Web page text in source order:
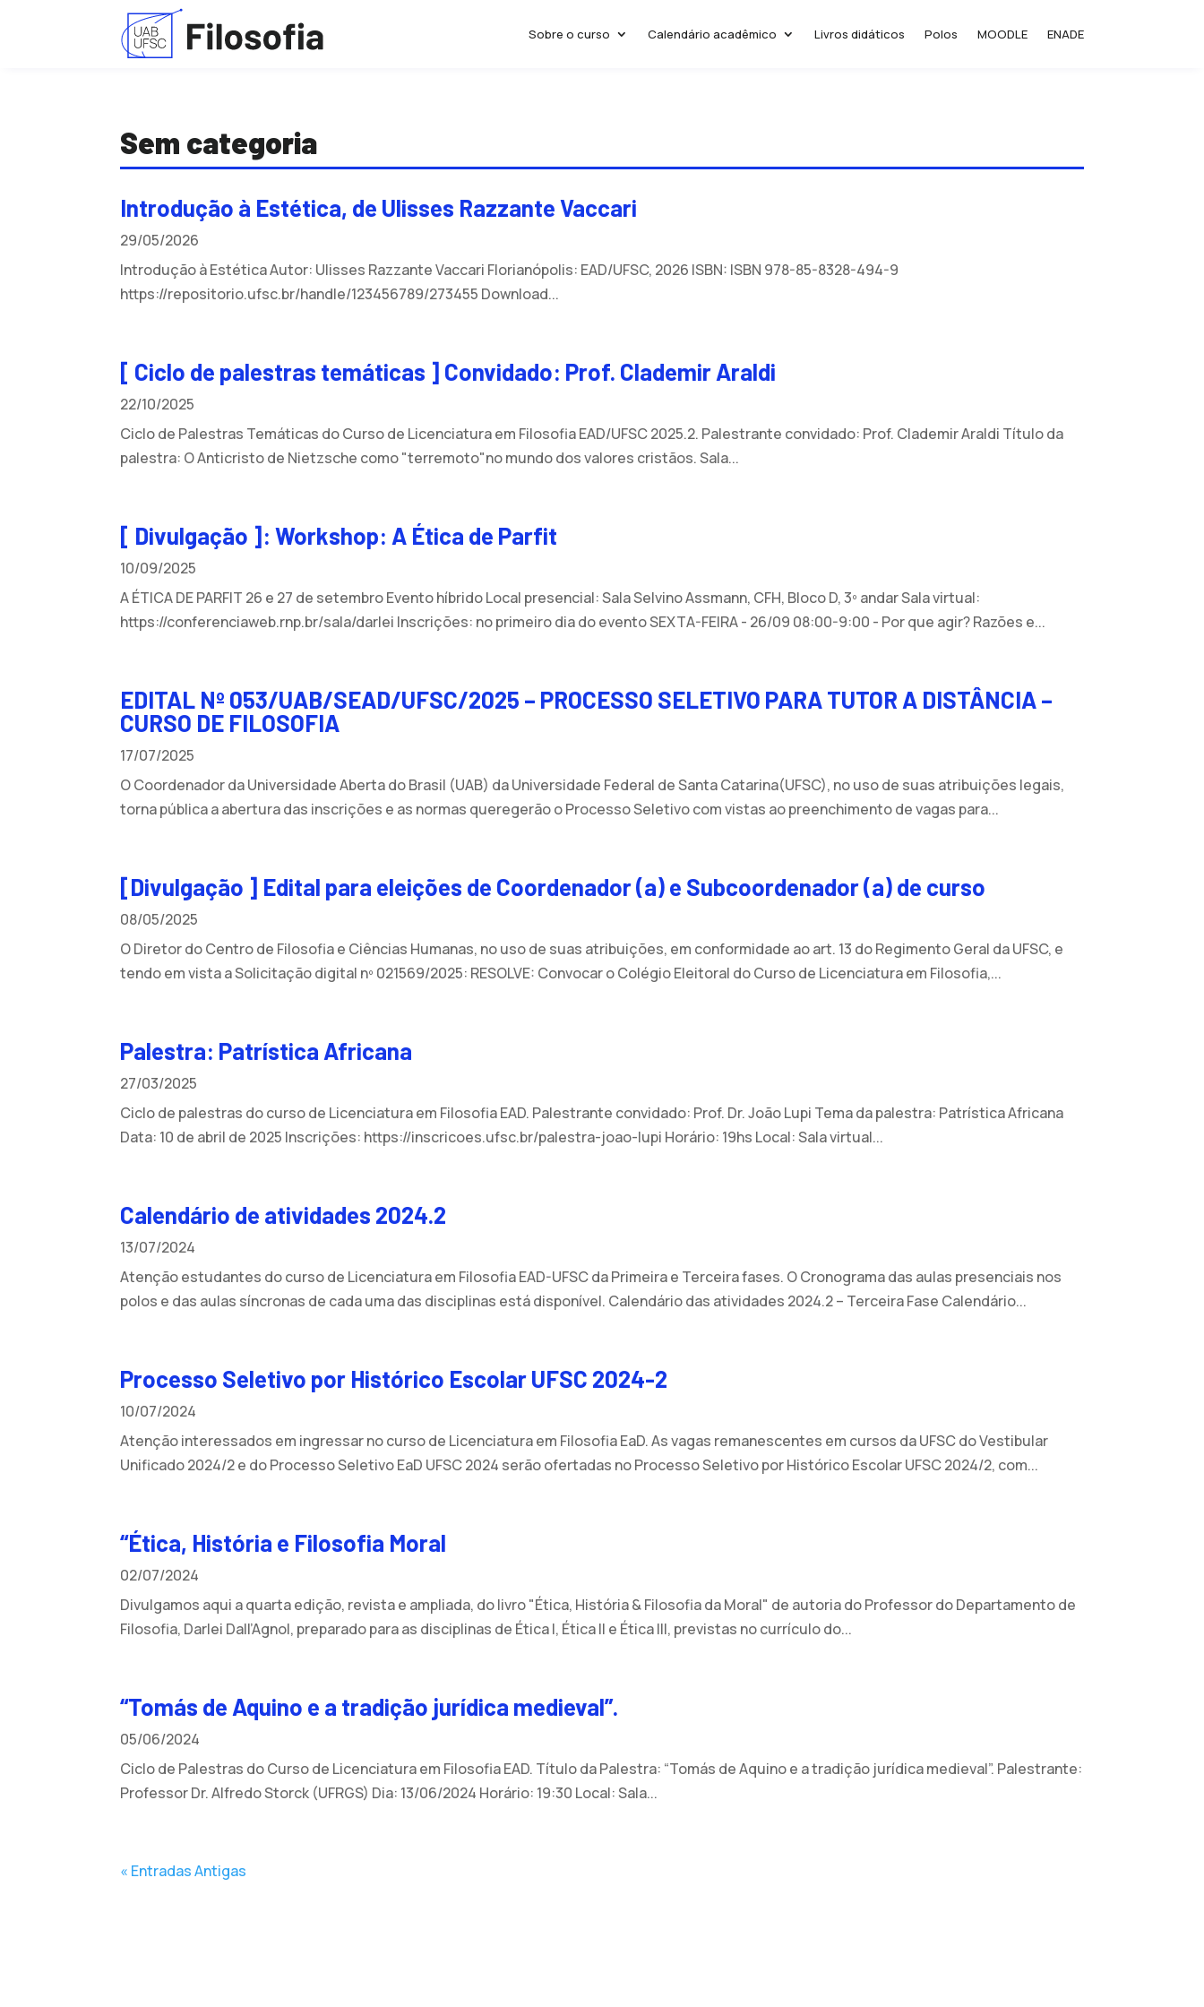
Sobre o curso Calendário acadêmico Livros didáticos Polos MOODLE ENADE
Sem categoria
Introdução à Estética, de Ulisses Razzante Vaccari
29/05/2026
Introdução à Estética Autor: Ulisses Razzante Vaccari Florianópolis: EAD/UFSC, 2026 ISBN: ISBN 978-85-8328-494-9
https://repositorio.ufsc.br/handle/123456789/273455 Download...
[ Ciclo de palestras temáticas ] Convidado: Prof. Clademir Araldi
22/10/2025
Ciclo de Palestras Temáticas do Curso de Licenciatura em Filosofia EAD/UFSC 2025.2. Palestrante convidado: Prof. Clademir Araldi Título da
palestra: O Anticristo de Nietzsche como "terremoto"no mundo dos valores cristãos. Sala...
[ Divulgação ]: Workshop: A Ética de Parfit
10/09/2025
A ÉTICA DE PARFIT 26 e 27 de setembro Evento híbrido Local presencial: Sala Selvino Assmann, CFH, Bloco D, 3º andar Sala virtual:
https://conferenciaweb.rnp.br/sala/darlei Inscrições: no primeiro dia do evento SEXTA-FEIRA - 26/09 08:00-9:00 - Por que agir? Razões e...
EDITAL Nº 053/UAB/SEAD/UFSC/2025 – PROCESSO SELETIVO PARA TUTOR A DISTÂNCIA –
CURSO DE FILOSOFIA
17/07/2025
O Coordenador da Universidade Aberta do Brasil (UAB) da Universidade Federal de Santa Catarina(UFSC), no uso de suas atribuições legais,
torna pública a abertura das inscrições e as normas queregerão o Processo Seletivo com vistas ao preenchimento de vagas para...
[Divulgação ] Edital para eleições de Coordenador (a) e Subcoordenador (a) de curso
08/05/2025
O Diretor do Centro de Filosofia e Ciências Humanas, no uso de suas atribuições, em conformidade ao art. 13 do Regimento Geral da UFSC, e
tendo em vista a Solicitação digital nº 021569/2025: RESOLVE: Convocar o Colégio Eleitoral do Curso de Licenciatura em Filosofia,...
Palestra: Patrística Africana
27/03/2025
Ciclo de palestras do curso de Licenciatura em Filosofia EAD. Palestrante convidado: Prof. Dr. João Lupi Tema da palestra: Patrística Africana
Data: 10 de abril de 2025 Inscrições: https://inscricoes.ufsc.br/palestra-joao-lupi Horário: 19hs Local: Sala virtual...
Calendário de atividades 2024.2
13/07/2024
Atenção estudantes do curso de Licenciatura em Filosofia EAD-UFSC da Primeira e Terceira fases. O Cronograma das aulas presenciais nos
polos e das aulas síncronas de cada uma das disciplinas está disponível. Calendário das atividades 2024.2 – Terceira Fase Calendário...
Processo Seletivo por Histórico Escolar UFSC 2024-2
10/07/2024
Atenção interessados em ingressar no curso de Licenciatura em Filosofia EaD. As vagas remanescentes em cursos da UFSC do Vestibular
Unificado 2024/2 e do Processo Seletivo EaD UFSC 2024 serão ofertadas no Processo Seletivo por Histórico Escolar UFSC 2024/2, com...
“Ética, História e Filosofia Moral
02/07/2024
Divulgamos aqui a quarta edição, revista e ampliada, do livro "Ética, História & Filosofia da Moral" de autoria do Professor do Departamento de
Filosofia, Darlei Dall’Agnol, preparado para as disciplinas de Ética I, Ética II e Ética III, previstas no currículo do...
“Tomás de Aquino e a tradição jurídica medieval”.
05/06/2024
Ciclo de Palestras do Curso de Licenciatura em Filosofia EAD. Título da Palestra: “Tomás de Aquino e a tradição jurídica medieval”. Palestrante:
Professor Dr. Alfredo Storck (UFRGS) Dia: 13/06/2024 Horário: 19:30 Local: Sala...
« Entradas Antigas